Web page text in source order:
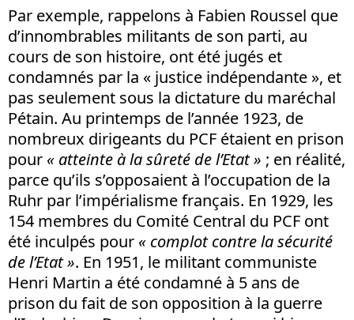
Par exemple, rappelons à Fabien Roussel que
d’innombrables militants de son parti, au
cours de son histoire, ont été jugés et
condamnés par la « justice indépendante », et
pas seulement sous la dictature du maréchal
Pétain. Au printemps de l’année 1923, de
nombreux dirigeants du PCF étaient en prison
pour « atteinte à la sûreté de l’Etat » ; en réalité,
parce qu’ils s’opposaient à l’occupation de la
Ruhr par l’impérialisme français. En 1929, les
154 membres du Comité Central du PCF ont
été inculpés pour « complot contre la sécurité
de l’Etat ». En 1951, le militant communiste
Henri Martin a été condamné à 5 ans de
prison du fait de son opposition à la guerre